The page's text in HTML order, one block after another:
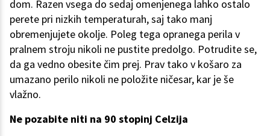
dom. Razen vsega do sedaj omenjenega lahko ostalo
perete pri nizkih temperaturah, saj tako manj
obremenjujete okolje. Poleg tega opranega perila v
pralnem stroju nikoli ne pustite predolgo. Potrudite se,
da ga vedno obesite čim prej. Prav tako v košaro za
umazano perilo nikoli ne položite ničesar, kar je še
vlažno.
Ne pozabite niti na 90 stopinj Celzija